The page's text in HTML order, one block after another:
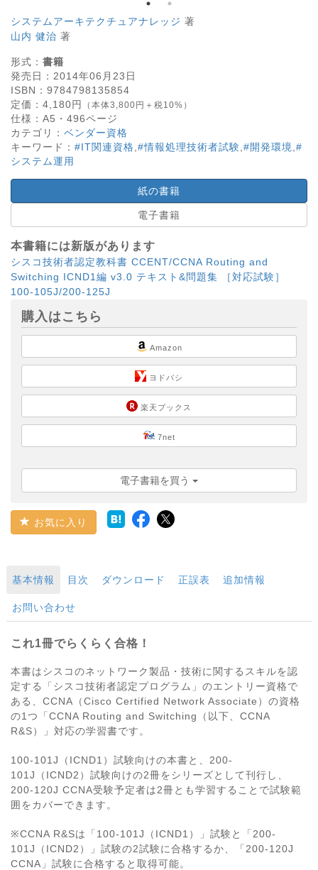
システムアーキテクチュアナレッジ 著
山内 健治 著
形式： 書籍
発売日： 2014年06月23日
ISBN： 9784798135854
定価： 4,180円 （本体3,800円＋税10%）
仕様： A5・ 496ページ
カテゴリ： ベンダー資格
キーワード： #IT関連資格 #情報処理技術者試験 #開発環境 #
システム運用
紙の書籍
電子書籍
本書籍には新版があります
シスコ技術者認定教科書 CCENT/CCNA Routing and
Switching ICND1編 v3.0 テキスト&問題集 ［対応試験］
100-105J/200-125J
購入はこちら
Amazon
ヨドバシ
楽天ブックス
7net
電子書籍を買う
お気に入り
基本情報 目次 ダウンロード 正誤表 追加情報
お問い合わせ
これ1冊でらくらく合格！
本書はシスコのネットワーク製品・技術に関するスキルを認
定する「シスコ技術者認定プログラム」のエントリー資格で
ある、CCNA（Cisco Certified Network Associate）の資格
の1つ「CCNA Routing and Switching（以下、CCNA
R&S）」対応の学習書です。
100-101J（ICND1）試験向けの本書と、200-
101J（ICND2）試験向けの2冊をシリーズとして刊行し、
200-120J CCNA受験予定者は2冊とも学習することで試験範
囲をカバーできます。
※CCNA R&Sは「100-101J（ICND1）」試験と「200-
101J（ICND2）」試験の2試験に合格するか、「200-120J
CCNA」試験に合格すると取得可能。